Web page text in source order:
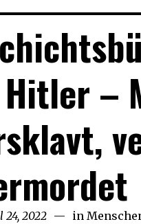
–
24, 2022May in